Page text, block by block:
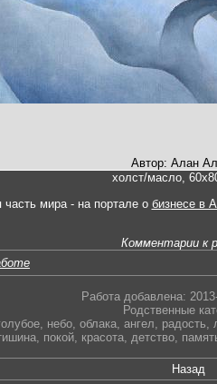
Автор: Алан
холст/масло,
часть мира - на портале о бизнесе в
Комментарии к
Работа добавлена:
Родственные
, небо, облака, ангел радость
, покой, красота, детство,
Назад